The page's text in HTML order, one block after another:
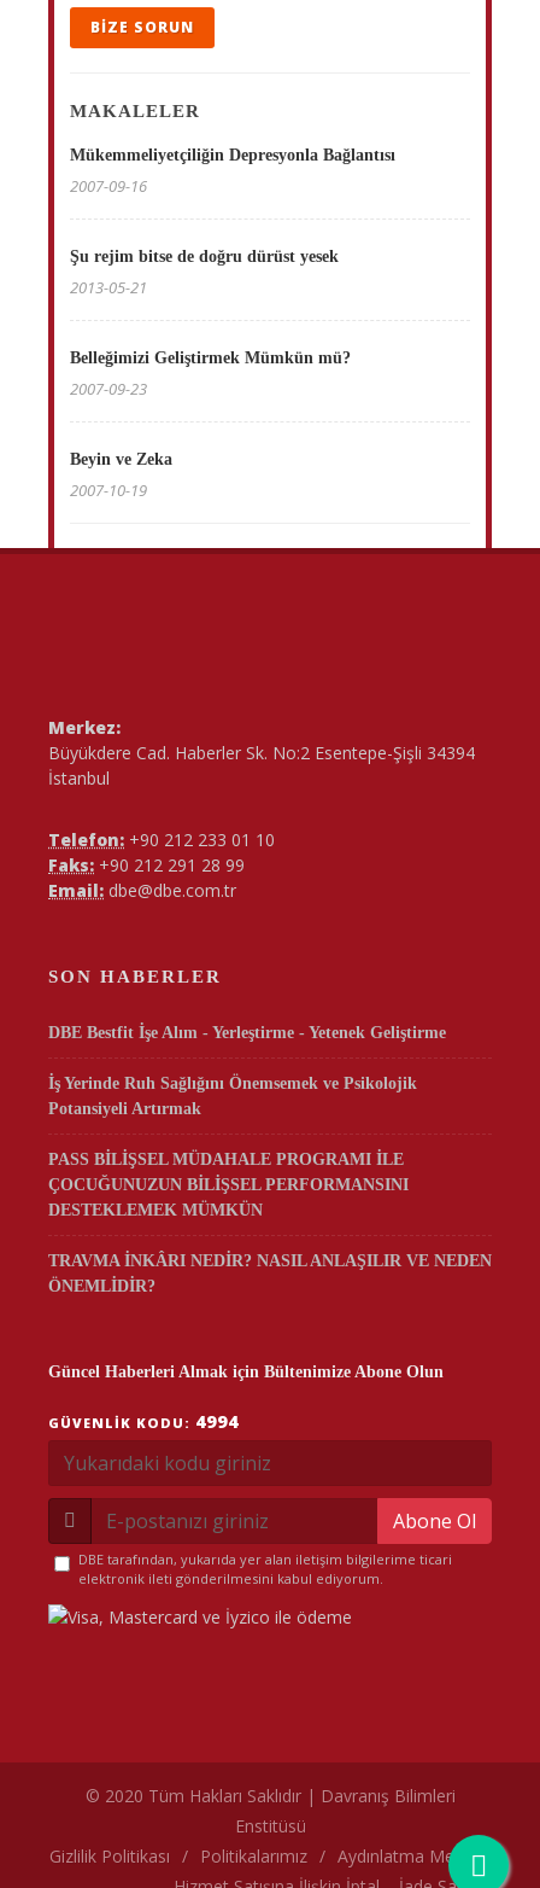
BIZE SORUN
MAKALELER
Mükemmeliyetçiliğin Depresyonla Bağlantısı
2007-09-16
Şu rejim bitse de doğru dürüst yesek
2013-05-21
Belleğimizi Geliştirmek Mümkün mü?
2007-09-23
Beyin ve Zeka
2007-10-19
Merkez:
Büyükdere Cad. Haberler Sk. No:2 Esentepe-Şişli 34394
İstanbul
Telefon: +90 212 233 01 10
Faks: +90 212 291 28 99
Email: dbe@dbe.com.tr
SON HABERLER
DBE Bestfit İşe Alım - Yerleştirme - Yetenek Geliştirme
İş Yerinde Ruh Sağlığını Önemsemek ve Psikolojik
Potansiyeli Artırmak
PASS BİLİŞSEL MÜDAHALE PROGRAMI İLE
ÇOCUĞUNUZUN BİLİŞSEL PERFORMANSINI
DESTEKLEMEK MÜMKÜN
TRAVMA İNKÂRI NEDİR? NASIL ANLAŞILIR VE NEDEN
ÖNEMLİDİR?
Güncel Haberleri Almak için Bültenimize Abone Olun
GÜVENLIK KODU: 4994
Abone Ol
DBE tarafından, yukarıda yer alan iletişim bilgilerime ticari
elektronik ileti gönderilmesini kabul ediyorum.
© 2020 Tüm Hakları Saklıdır | Davranış Bilimleri
Enstitüsü
Gizlilik Politikası / Politikalarımız / Aydınlatma Metni
çerez politikamız